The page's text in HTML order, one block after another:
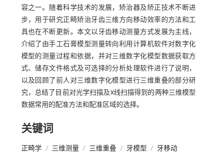
容之一。随着科学技术的发展，矫治器及矫正技术不断进
步，用于研究正畸矫治牙齿三维方向移动效率的方法和工
具也在不断更新。本文以牙齿移动测量方式发展为主线，
介绍了由手工石膏模型测量转向利用计算机软件对数字化
模型的测量过程和依据，并对三维数字化模型数据获取方
式、储存文件格式及可选择的分析处理软件进行了说明，
以及回顾了前人对三维数字化模型进行三维重叠的部分研
究，总结了目前对光学扫描及X线扫描得到的两种三维模型
数据常用的配准方法和配准区域的选择。
关键词
正畸学 / 三维测量 / 三维重叠 / 牙模型 / 牙移动